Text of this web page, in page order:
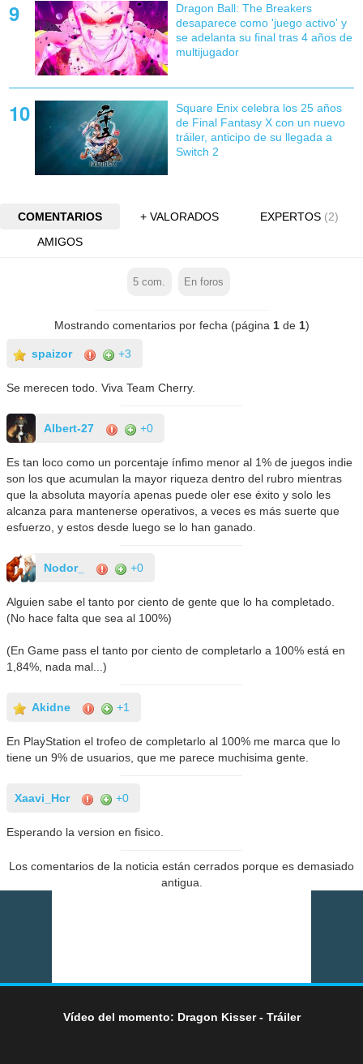
Dragon Ball: The Breakers
desaparece como 'juego activo' y
se adelanta su final tras 4 años de
multijugador
Square Enix celebra los 25 años
de Final Fantasy X con un nuevo
tráiler, anticipo de su llegada a
Switch 2
COMENTARIOS + VALORADOS EXPERTOS (2)
AMIGOS
5 com. En foros
Mostrando comentarios por fecha (página 1de 1)
spaizor +3
Se merecen todo. Viva Team Cherry.
Albert-27 +0
Es tan loco como un porcentaje ínfimo menor al 1% de juegos indie
son los que acumulan la mayor riqueza dentro del rubro mientras
que la absoluta mayoría apenas puede oler ese éxito y solo les
alcanza para mantenerse operativos, a veces es más suerte que
esfuerzo, y estos desde luego se lo han ganado.
Nodor_ +0
Alguien sabe el tanto por ciento de gente que lo ha completado.
(No hace falta que sea al 100%)
(En Game pass el tanto por ciento de completarlo a 100% está en
1,84%, nada mal...)
Akidne +1
En PlayStation el trofeo de completarlo al 100% me marca que lo
tiene un 9% de usuarios, que me parece muchisima gente.
Xaavi_Hcr +0
Esperando la version en fisico.
Los comentarios de la noticia están cerrados porque es demasiado
antigua.
Vídeo del momento: Dragon Kisser - Tráiler